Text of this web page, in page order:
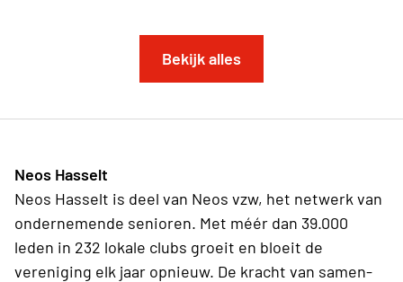
Bekijk alles
Neos Hasselt
Neos Hasselt is deel van Neos vzw, het netwerk van
ondernemende senioren. Met méér dan 39.000
leden in 232 lokale clubs groeit en bloeit de
vereniging elk jaar opnieuw. De kracht van samen-